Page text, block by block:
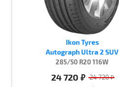
Ikon Tyres
Autograph Ultra 2 SUV
285/50 R20 116W
24 720 руб. 24 720руб.